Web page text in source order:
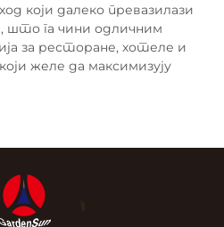
који далеко превазилази
га чини одличним
за ресторане, хотеле и
желе да максимизују